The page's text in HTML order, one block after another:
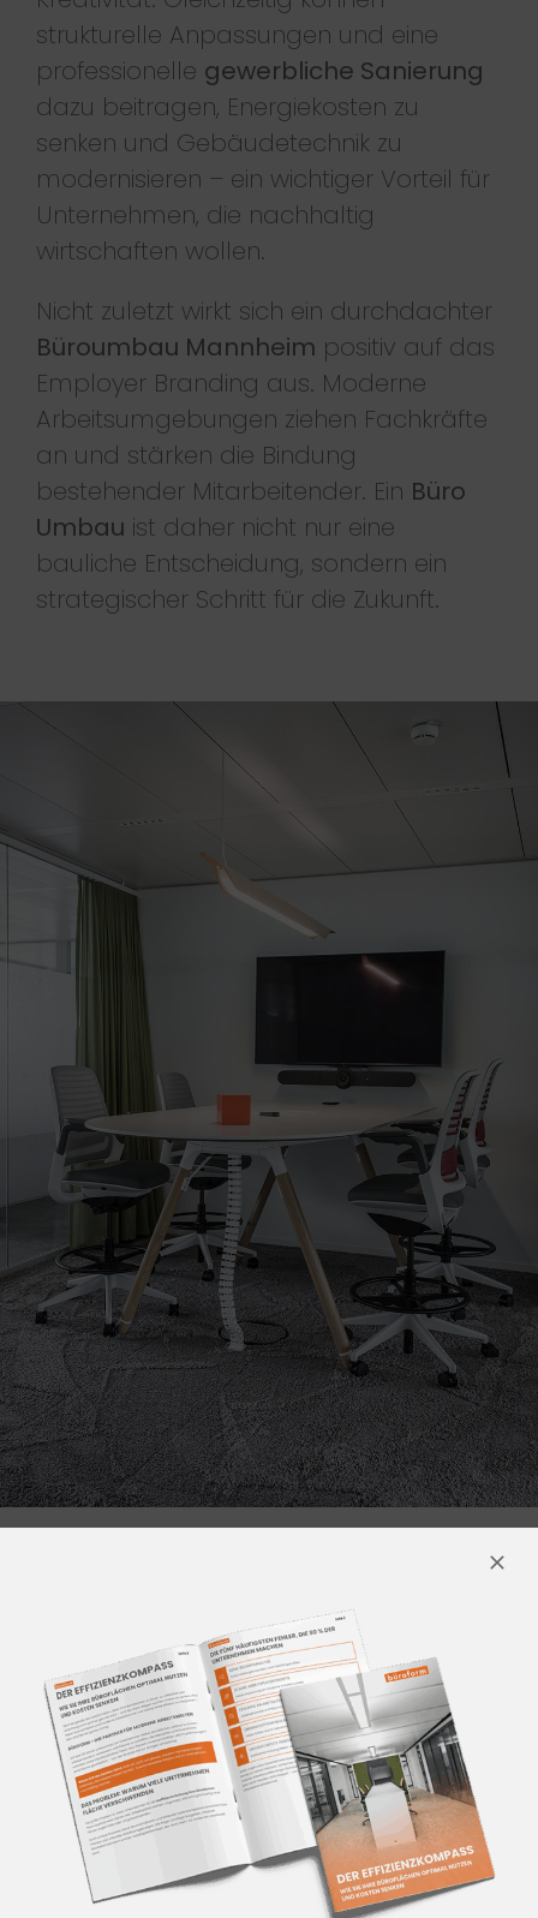
strukturelle Anpassungen und eine
professionelle gewerbliche Sanierung
dazu beitragen, Energiekosten zu
senken und Gebäudetechnik zu
modernisieren – ein wichtiger Vorteil für
Unternehmen, die nachhaltig
wirtschaften wollen.
Nicht zuletzt wirkt sich ein durchdachter
Büroumbau Mannheim positiv auf das
Employer Branding aus. Moderne
Arbeitsumgebungen ziehen Fachkräfte
an und stärken die Bindung
bestehender Mitarbeitender. Ein Büro
Umbau ist daher nicht nur eine
bauliche Entscheidung, sondern ein
strategischer Schritt für die Zukunft.
WIE GEHT DAS?
Ein erfolgreicherBüroumbau
Mannheimbeginnt immer mit einer
sorgfältigen Bestandsaufnahme. Dabei
analysiert büroform, wie Flächen
genutzt werden, wo
Optimierungsbedarf besteht und
welche strukturellen Veränderungen